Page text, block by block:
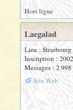
Hors ligne
Laegalad
Lieu : Strasbourg
Inscription : 2002
Messages : 2 998
Site Web